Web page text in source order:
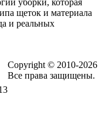
уборки, которая
щеток и материала
и реальных
Copyright © 2010-2026
Все права защищены.